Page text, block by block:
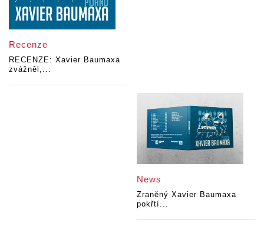
Recenze
RECENZE: Xavier Baumaxa
zvážněl,...
News
Zraněný Xavier Baumaxa
pokřtí...